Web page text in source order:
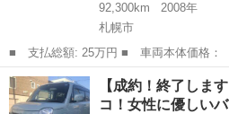
92,300km
2008年
札幌市
■ 支払総額: 25万円 ■ 車両本体価格： 240,000 円 ■ メーカー
名： 日産 ■ 車種名： モコ ■ グレ
ＷＤ スマートキー シートヒーター
止システム ＡＢ...
北海道 札幌市 モコ
【成約！終了しま
コ！女性に優しい